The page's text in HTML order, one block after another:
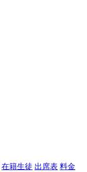
在籍生徒 出席表 料金